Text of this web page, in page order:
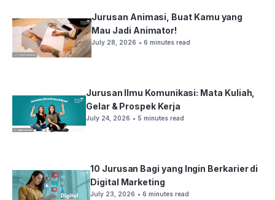
Jurusan Animasi, Buat Kamu yang
Mau Jadi Animator!
July 28, 2026 • 6 minutes read
Jurusan Ilmu Komunikasi: Mata Kuliah,
Gelar & Prospek Kerja
July 24, 2026 • 5 minutes read
10 Jurusan Bagi yang Ingin Berkarier di
Digital Marketing
July 23, 2026 • 6 minutes read